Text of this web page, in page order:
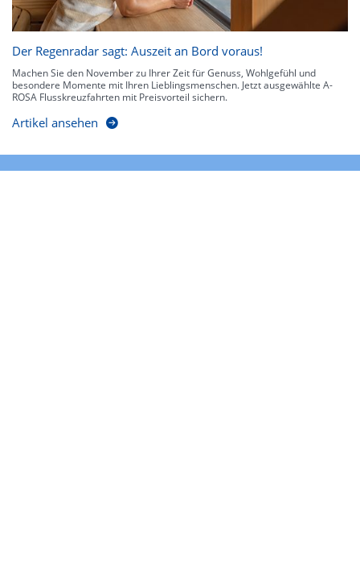
Der Regenradar sagt: Auszeit an Bord voraus!
Machen Sie den November zu Ihrer Zeit für Genuss, Wohlgefühl und
besondere Momente mit Ihren Lieblingsmenschen. Jetzt ausgewählte A-
ROSA Flusskreuzfahrten mit Preisvorteil sichern.
Artikel ansehen